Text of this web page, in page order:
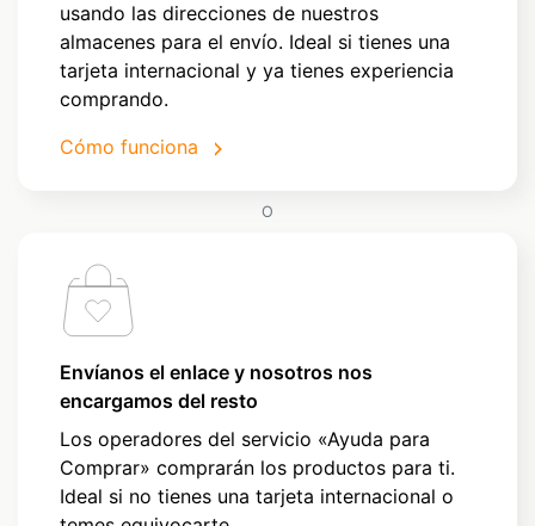
usando las direcciones de nuestros
almacenes para el envío. Ideal si tienes una
tarjeta internacional y ya tienes experiencia
comprando.
Cómo funciona
O
Envíanos el enlace y nosotros nos
encargamos del resto
Los operadores del servicio «Ayuda para
Comprar» comprarán los productos para ti.
Ideal si no tienes una tarjeta internacional o